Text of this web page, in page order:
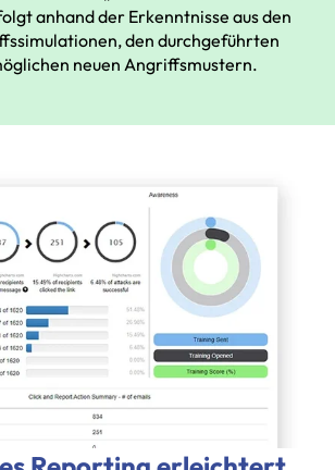
anhandder Erkenntnisse ausden
den durchgeführten
neuen Angriffsmustern.